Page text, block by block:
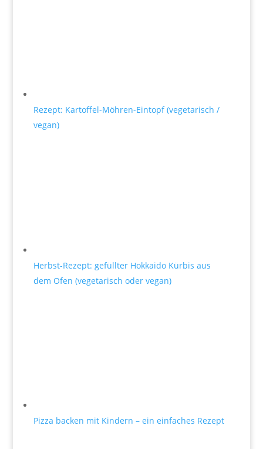
Rezept: Kartoffel-Möhren-Eintopf (vegetarisch /
vegan)
Herbst-Rezept: gefüllter Hokkaido Kürbis aus
dem Ofen (vegetarisch oder vegan)
Pizza backen mit Kindern – ein einfaches Rezept